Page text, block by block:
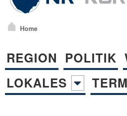
Home
REGION POLITIK
LOKALES